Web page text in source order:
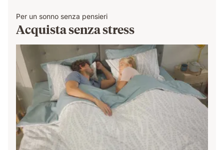
Per un sonno senza pensieri
Acquista senza stress